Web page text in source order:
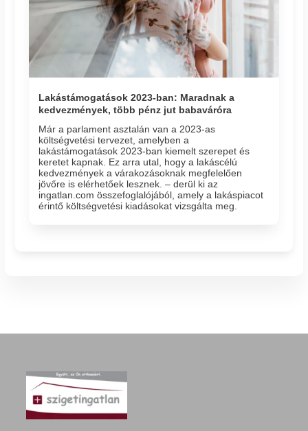
Lakástámogatások 2023-ban: Maradnak a
kedvezmények, több pénz jut babaváróra
Már a parlament asztalán van a 2023-as
költségvetési tervezet, amelyben a
lakástámogatások 2023-ban kiemelt szerepet és
keretet kapnak. Ez arra utal, hogy a lakáscélú
kedvezmények a várakozásoknak megfelelően
jövőre is elérhetőek lesznek. – derül ki az
ingatlan.com összefoglalójából, amely a lakáspiacot
érintő költségvetési kiadásokat vizsgálta meg.